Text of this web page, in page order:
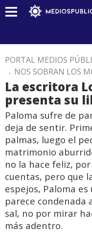
PORTAL MEDIOS
. NOS SOBRAN LOS
La escritora
presenta su
Paloma sufre de
deja de sentir.
palmas, luego el
matrimonio
no la hace feliz,
cuentas, pero que
espejos, Paloma
parece condenada
sal, no por mirar
más adentro.